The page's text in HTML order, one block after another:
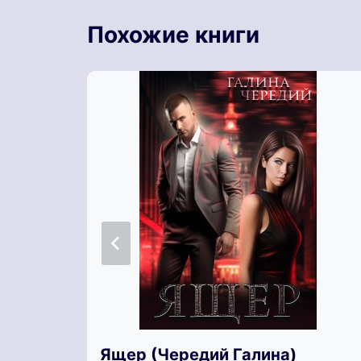
Похожие книги
Ящер (Чередий Галина)